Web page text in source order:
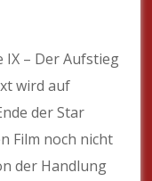
IX – Der Aufstieg
wird auf
der Star
Film noch nicht
der Handlung